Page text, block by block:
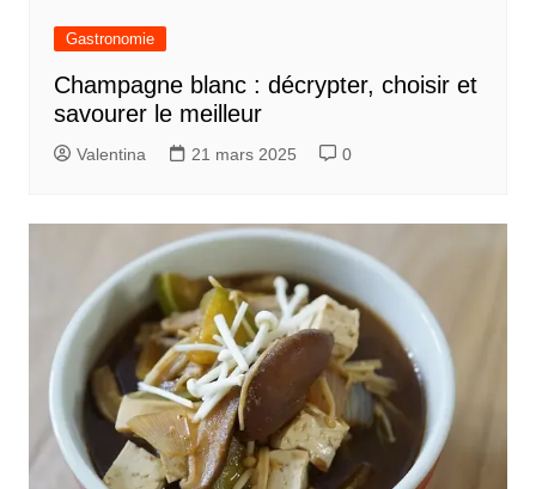
Gastronomie
Champagne blanc : décrypter, choisir et
savourer le meilleur
Valentina 21 mars 2025 0